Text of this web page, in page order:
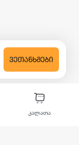
კალათა
ᲕᲔᲗᲐᲜᲮᲛᲔᲑᲘ